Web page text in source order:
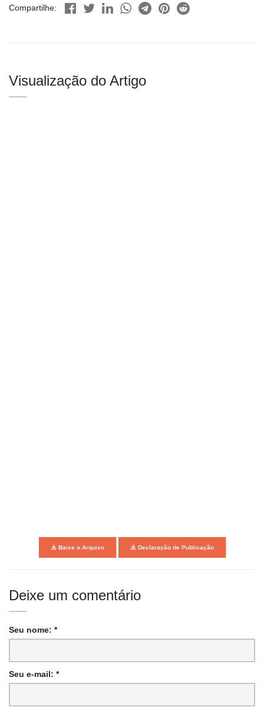
Compartilhe:
Visualização do Artigo
Baixe o Arquivo Declaração de Publicação
Deixe um comentário
Seu nome: *
Seu e-mail: *